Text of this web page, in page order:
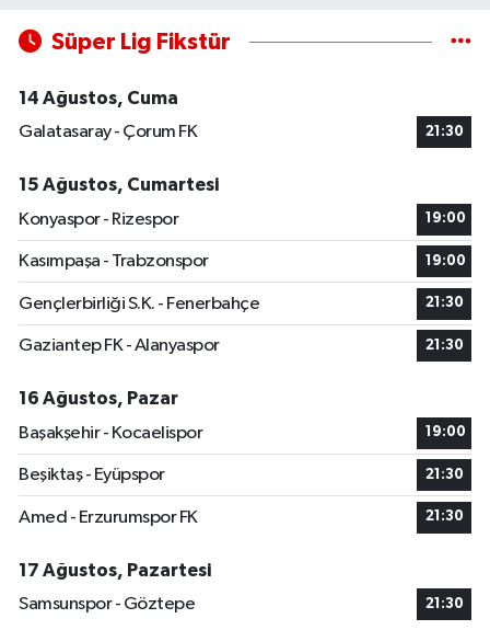
Süper Lig Fikstür
14 Ağustos, Cuma
Galatasaray - Çorum FK
21:30
15 Ağustos, Cumartesi
Konyaspor - Rizespor
19:00
Kasımpaşa - Trabzonspor 19:00
Gençlerbirliği S.K. - Fenerbahçe 21:30
Gaziantep FK - Alanyaspor 21:30
16 Ağustos, Pazar
Başakşehir - Kocaelispor
19:00
Beşiktaş - Eyüpspor 21:30
Amed - Erzurumspor FK 21:30
17 Ağustos, Pazartesi
Samsunspor - Göztepe
21:30